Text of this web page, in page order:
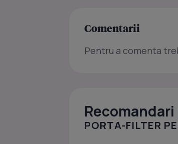
Comentarii
Pentru a comenta
PORTA-FILTER